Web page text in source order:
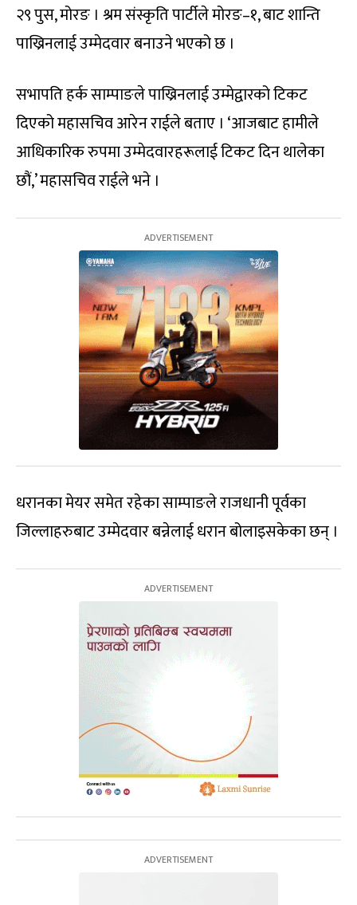
२९ पुस, मोरङ । श्रम संस्कृति पार्टीले मोरङ–१, बाट शान्ति
पाख्रिनलाई उम्मेदवार बनाउने भएको छ ।
सभापति हर्क साम्पाङले पाख्रिनलाई उम्मेद्वारको टिकट
दिएको महासचिव आरेन राईले बताए । ‘आजबाट हामीले
आधिकारिक रुपमा उम्मेदवारहरूलाई टिकट दिन थालेका
छौं,’ महासचिव राईले भने ।
धरानका मेयर समेत रहेका साम्पाङले राजधानी पूर्वका
जिल्लाहरुबाट उम्मेदवार बन्नेलाई धरान बोलाइसकेका छन् ।